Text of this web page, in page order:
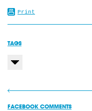
Print
TAGS
FACEBOOK COMMENTS